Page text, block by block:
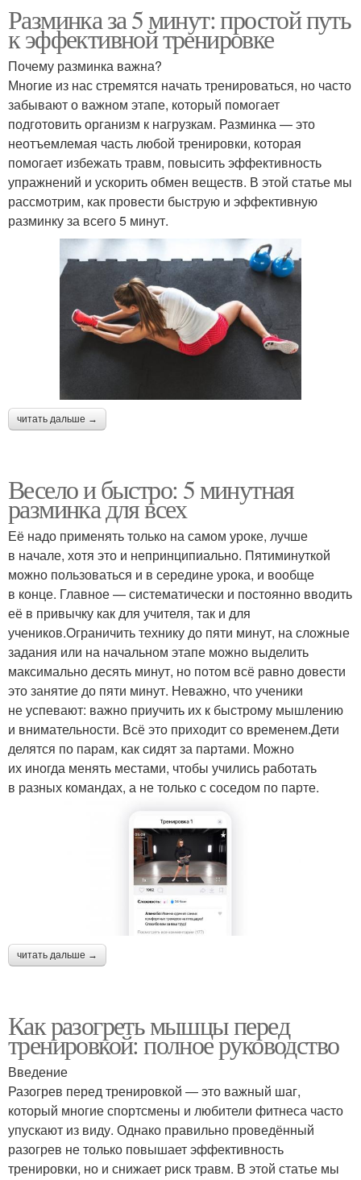
Разминка за 5 минут: простой путь
к эффективной тренировке
Почему разминка важна?
Многие из нас стремятся начать тренироваться, но часто
забывают о важном этапе, который помогает
подготовить организм к нагрузкам. Разминка — это
неотъемлемая часть любой тренировки, которая
помогает избежать травм, повысить эффективность
упражнений и ускорить обмен веществ. В этой статье мы
рассмотрим, как провести быструю и эффективную
разминку за всего 5 минут.
читать дальше →
Весело и быстро: 5 минутная
разминка для всех
Её надо применять только на самом уроке, лучше
в начале, хотя это и непринципиально. Пятиминуткой
можно пользоваться и в середине урока, и вообще
в конце. Главное — систематически и постоянно вводить
её в привычку как для учителя, так и для
учеников.Ограничить технику до пяти минут, на сложные
задания или на начальном этапе можно выделить
максимально десять минут, но потом всё равно довести
это занятие до пяти минут. Неважно, что ученики
не успевают: важно приучить их к быстрому мышлению
и внимательности. Всё это приходит со временем.Дети
делятся по парам, как сидят за партами. Можно
их иногда менять местами, чтобы учились работать
в разных командах, а не только с соседом по парте.
читать дальше →
Как разогреть мышцы перед
тренировкой: полное руководство
Введение
Разогрев перед тренировкой — это важный шаг,
который многие спортсмены и любители фитнеса часто
упускают из виду. Однако правильно проведённый
разогрев не только повышает эффективность
тренировки, но и снижает риск травм. В этой статье мы